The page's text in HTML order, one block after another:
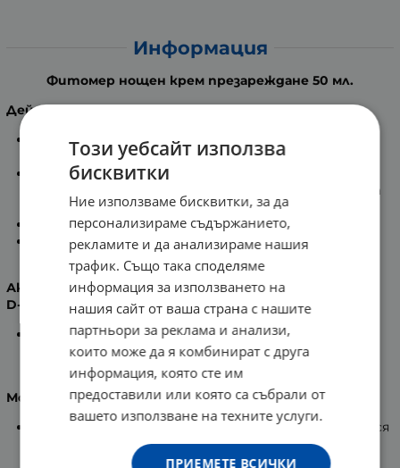
Информация
Фитомер нощен крем презареждане 50 мл.
Действие:
Презареждащият нощен крем ревитализира и
възвръща младостта на кожата.
Оказва изключително ефективна дълбока
детоксикация на кожата и възстановява нейната
енергия.
Подхранва и намалява признаците на стареене.
Гладката текстура детоксикира, укрепва и
обновява кожата всяка сутрин.
Активни съставки:
D-Tox microalgae
Елиминира свободните радикали, токсините,
замърсителите, които нарушават правилното
функциониране на клетките.
Морски манитол, екстракт от кафяво водорасло
Набавя кислород на уморените клетки и допринася
за тяхното презареждане с енергия.
Този уебсайт използва
бисквитки
Ние използваме бисквитки, за да
персонализираме съдържанието,
рекламите и да анализираме нашия
трафик. Също така споделяме
информация за използването на
нашия сайт от ваша страна с нашите
партньори за реклама и анализи,
които може да я комбинират с друга
информация, която сте им
предоставили или която са събрали от
вашето използване на техните услуги.
ПРИЕМЕТЕ ВСИЧКИ